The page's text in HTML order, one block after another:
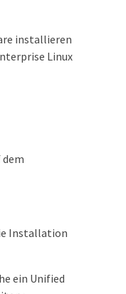
installieren
Linux
dem
Installation
ein Unified